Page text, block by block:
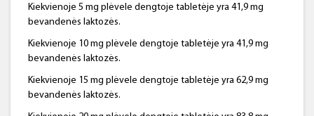
Kiekvienoje 5 mg plėvele dengtoje tabletėje yra 41,9 mg
bevandenės laktozės.
Kiekvienoje 10 mg plėvele dengtoje tabletėje yra 41,9 mg
bevandenės laktozės.
Kiekvienoje 15 mg plėvele dengtoje tabletėje yra 62,9 mg
bevandenės laktozės.